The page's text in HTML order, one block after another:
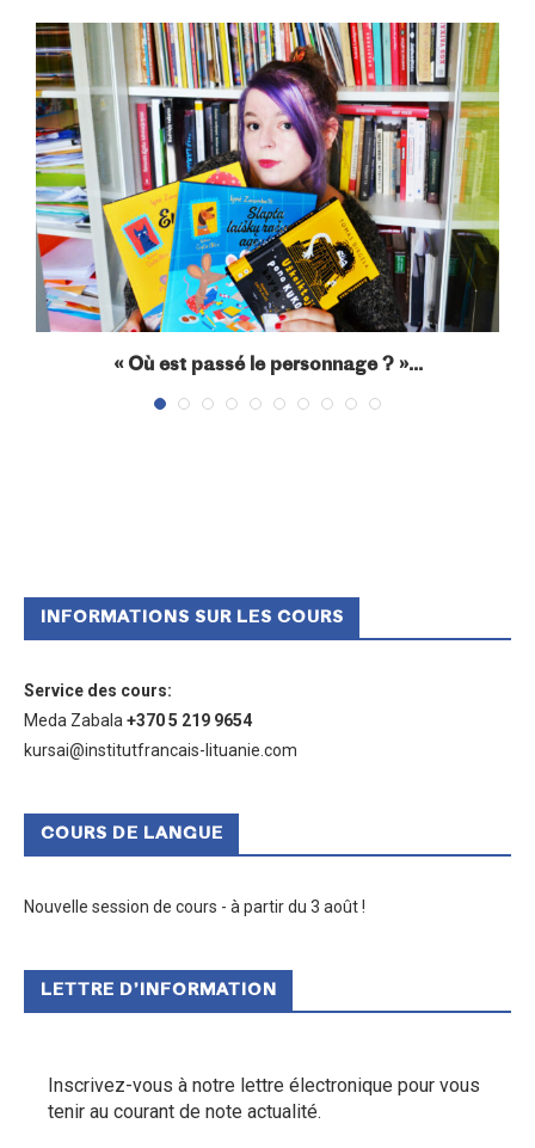
« Où est passé le personnage ? »...
INFORMATIONS SUR LES COURS
Service des cours:
Meda Zabala +370 5 219 9654
kursai@institutfrancais-lituanie.com
COURS DE LANGUE
Nouvelle session de cours - à partir du 3 août !
LETTRE D’INFORMATION
Inscrivez-vous à notre lettre électronique pour vous
tenir au courant de note actualité.